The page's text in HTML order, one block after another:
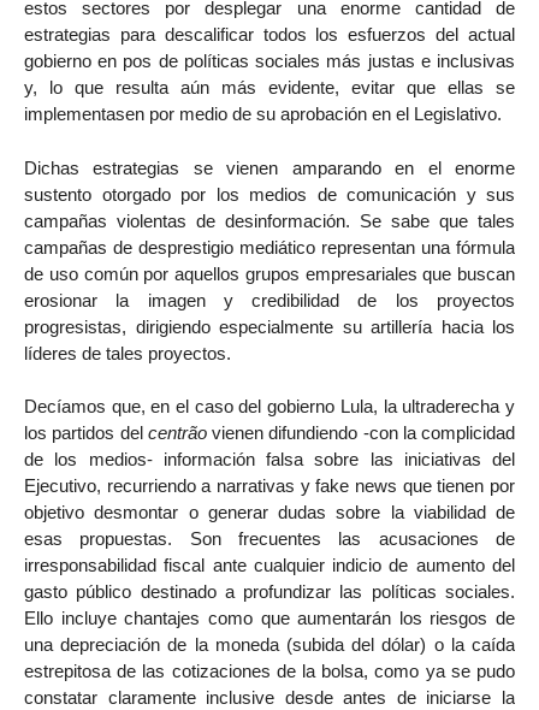
estos sectores por desplegar una enorme cantidad de
estrategias para descalificar todos los esfuerzos del actual
gobierno en pos de políticas sociales más justas e inclusivas
y, lo que resulta aún más evidente, evitar que ellas se
implementasen por medio de su aprobación en el Legislativo.
Dichas estrategias se vienen amparando en el enorme
sustento otorgado por los medios de comunicación y sus
campañas violentas de desinformación. Se sabe que tales
campañas de desprestigio mediático representan una fórmula
de uso común por aquellos grupos empresariales que buscan
erosionar la imagen y credibilidad de los proyectos
progresistas, dirigiendo especialmente su artillería hacia los
líderes de tales proyectos.
Decíamos que, en el caso del gobierno Lula, la ultraderecha y
los partidos del centrãovienen difundiendo -con la complicidad
de los medios- información falsa sobre las iniciativas del
Ejecutivo, recurriendo a narrativas y fake news que tienen por
objetivo desmontar o generar dudas sobre la viabilidad de
esas propuestas. Son frecuentes las acusaciones de
irresponsabilidad fiscal ante cualquier indicio de aumento del
gasto público destinado a profundizar las políticas sociales.
Ello incluye chantajes como que aumentarán los riesgos de
una depreciación de la moneda (subida del dólar) o la caída
estrepitosa de las cotizaciones de la bolsa, como ya se pudo
constatar claramente inclusive desde antes de iniciarse la